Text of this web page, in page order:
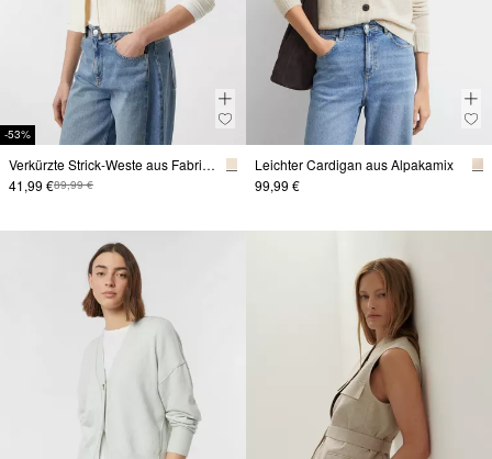
-53%
Verkürzte Strick-Weste aus Fabricmix
41,99 €89,99 €
Leichter Cardigan aus Alpakamix
99,99 €